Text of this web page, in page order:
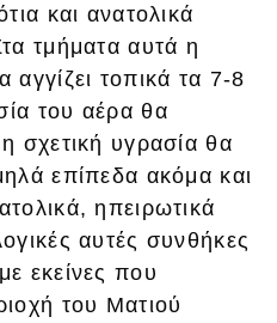
και ανατολικά
τμήματα αυτά η
τοπικά τα 7-8
του αέρα θα
σχετική υγρασία θα
επίπεδα ακόμα και
ηπειρωτικά
αυτές συνθήκες
εκείνες που
του Ματιού